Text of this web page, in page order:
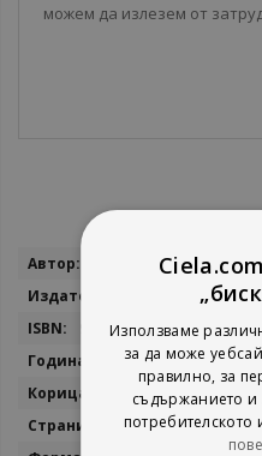
можем да излезем от
Повече
Чък Спезано
Векста
9789549239799
2014
мека
426
Използваме
за да може
правилно, за
съдържанието и
потребителското